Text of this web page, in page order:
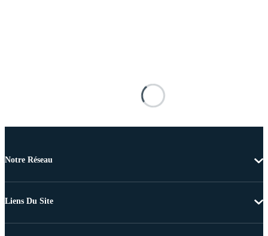
Notre Réseau
Liens Du Site